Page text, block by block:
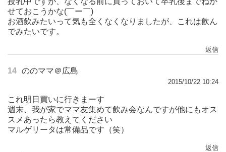
せておこうかな(￣ー￣)
お酒飲みたいって気も全くなくなりましたが、これは飲ん
でみたいです。
返信
14 ののママ＠広島
2015/10/22 10:24
これ明日買いに行きまーす
週末、我が家でママ友集めて飲み会なんですが他にもオス
スメあったら教えてください
マルゲリータは常備品です（笑）
返信